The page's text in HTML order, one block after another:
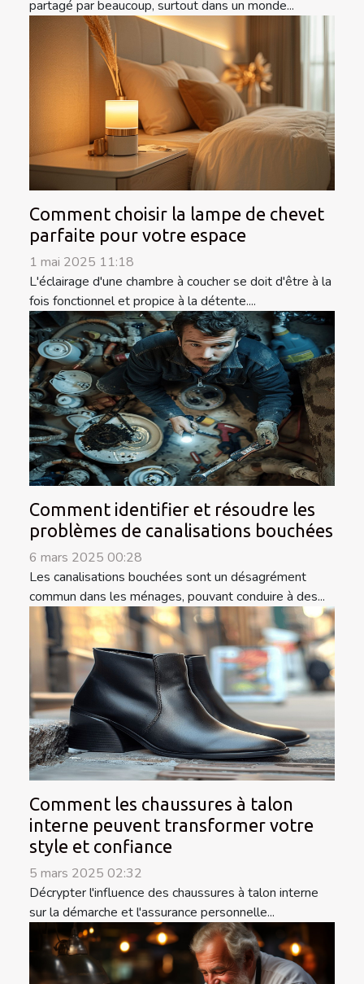
partagé par beaucoup, surtout dans un monde...
Comment choisir la lampe de chevet
parfaite pour votre espace
1 mai 2025 11:18
L'éclairage d'une chambre à coucher se doit d'être à la
fois fonctionnel et propice à la détente....
Comment identifier et résoudre les
problèmes de canalisations bouchées
6 mars 2025 00:28
Les canalisations bouchées sont un désagrément
commun dans les ménages, pouvant conduire à des...
Comment les chaussures à talon
interne peuvent transformer votre
style et confiance
5 mars 2025 02:32
Décrypter l'influence des chaussures à talon interne
sur la démarche et l'assurance personnelle...